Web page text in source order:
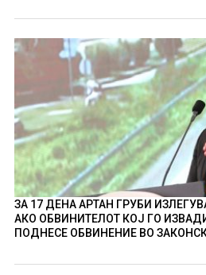
ЗА 17 ДЕНА АРТАН ГРУБИ
АКО ОБВИНИТЕЛОТ КОЈ ГО
ПОДНЕСЕ ОБВИНЕНИЕ ВО